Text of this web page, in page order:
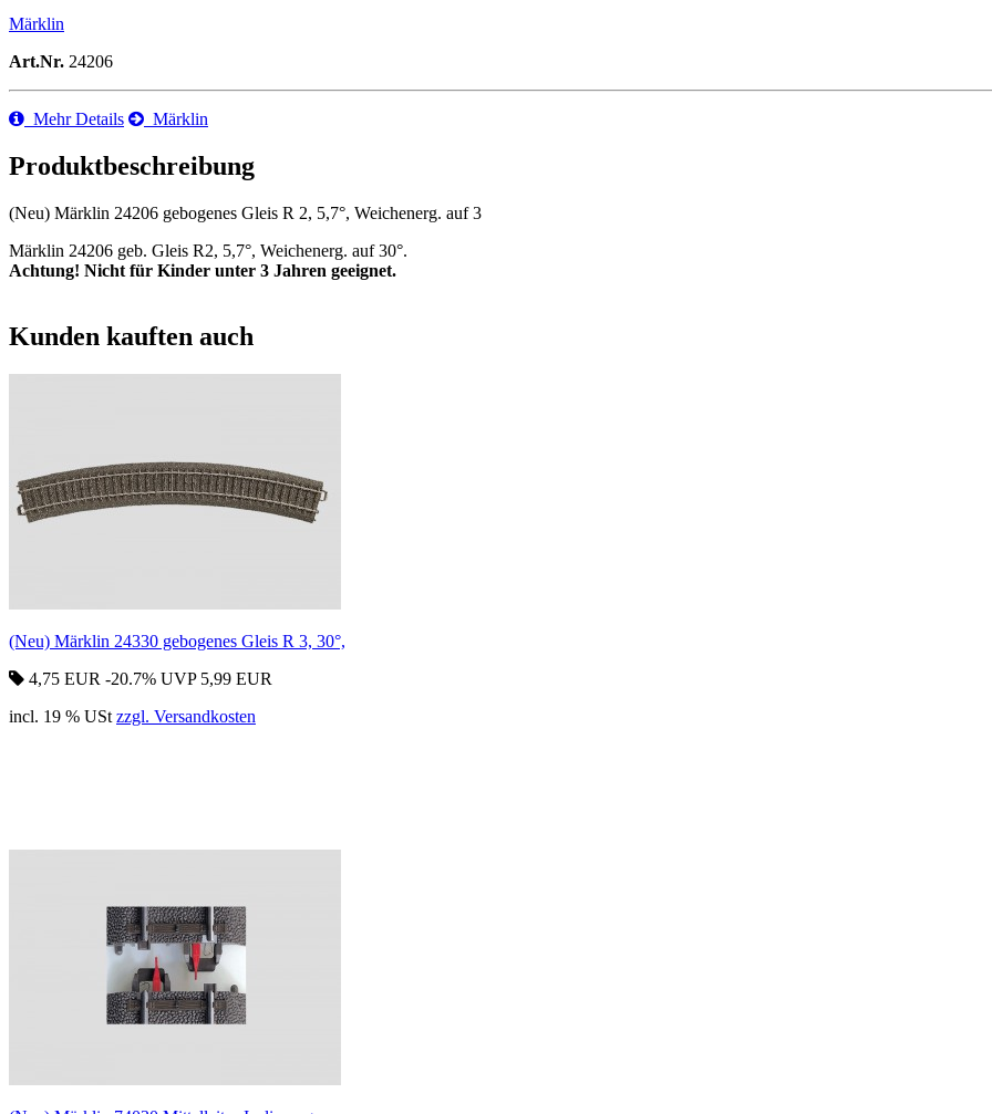
Märklin
Art.Nr. 24206
Mehr Details Märklin
Produktbeschreibung
(Neu) Märklin 24206 gebogenes Gleis R 2, 5,7°, Weichenerg. auf 3
Märklin 24206 geb. Gleis R2, 5,7°, Weichenerg. auf 30°.
Achtung! Nicht für Kinder unter 3 Jahren geeignet.
Kunden kauften auch
(Neu) Märklin 24330 gebogenes Gleis R 3, 30°,
4,75 EUR -20.7% UVP 5,99 EUR
incl. 19 % USt zzgl. Versandkosten